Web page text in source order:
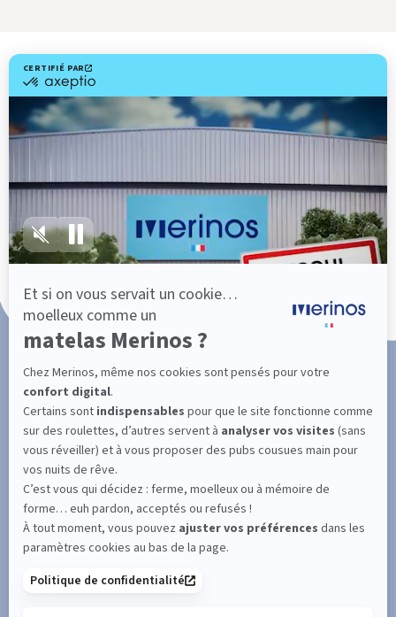
Livraison gratuite
Fabrication Française
101 nuits d'essai*
Paiement en 3x ou 4x sans frais
SUIVEZ L'ACTUALITÉ DE MERINOS !
Entrez votre adresse email
S'inscrire